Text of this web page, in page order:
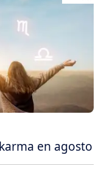
en agosto